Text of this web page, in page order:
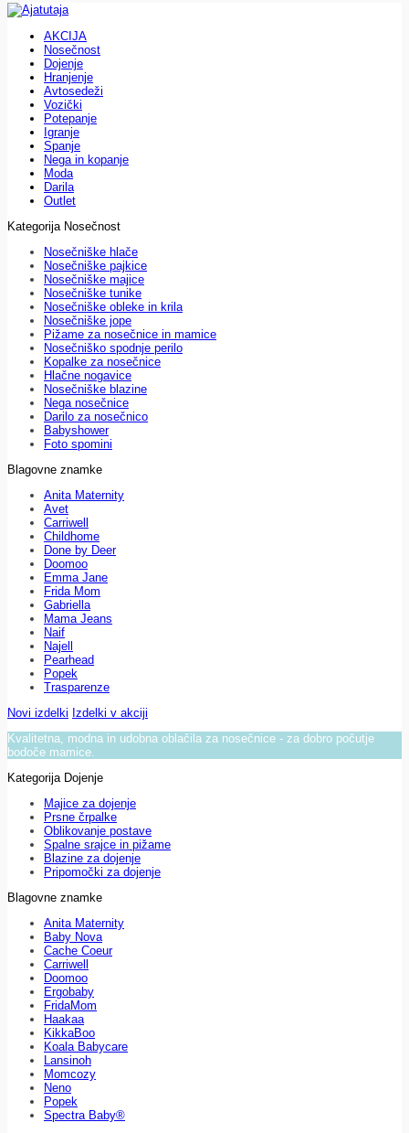
AKCIJA
Nosečnost
Dojenje
Hranjenje
Avtosedeži
Vozički
Potepanje
Igranje
Spanje
Nega in kopanje
Moda
Darila
Outlet
Kategorija Nosečnost
Nosečniške hlače
Nosečniške pajkice
Nosečniške majice
Nosečniške tunike
Nosečniške obleke in krila
Nosečniške jope
Pižame za nosečnice in mamice
Nosečniško spodnje perilo
Kopalke za nosečnice
Hlačne nogavice
Nosečniške blazine
Nega nosečnice
Darilo za nosečnico
Babyshower
Foto spomini
Blagovne znamke
Anita Maternity
Avet
Carriwell
Childhome
Done by Deer
Doomoo
Emma Jane
Frida Mom
Gabriella
Mama Jeans
Naif
Najell
Pearhead
Popek
Trasparenze
Novi izdelki Izdelki v akciji
Kvalitetna, modna in udobna oblačila za nosečnice - za dobro počutje
bodoče mamice.
Kategorija Dojenje
Majice za dojenje
Prsne črpalke
Oblikovanje postave
Spalne srajce in pižame
Blazine za dojenje
Pripomočki za dojenje
Blagovne znamke
Anita Maternity
Baby Nova
Cache Coeur
Carriwell
Doomoo
Ergobaby
FridaMom
Haakaa
KikkaBoo
Koala Babycare
Lansinoh
Momcozy
Neno
Popek
Spectra Baby®